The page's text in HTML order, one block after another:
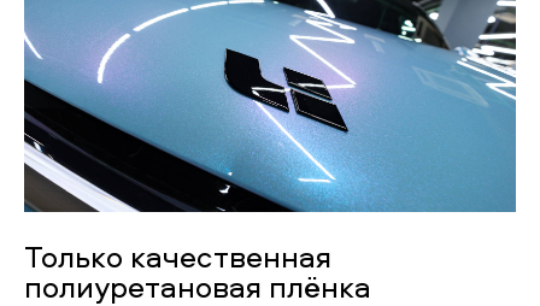
Только качественная
полиуретановая плёнка